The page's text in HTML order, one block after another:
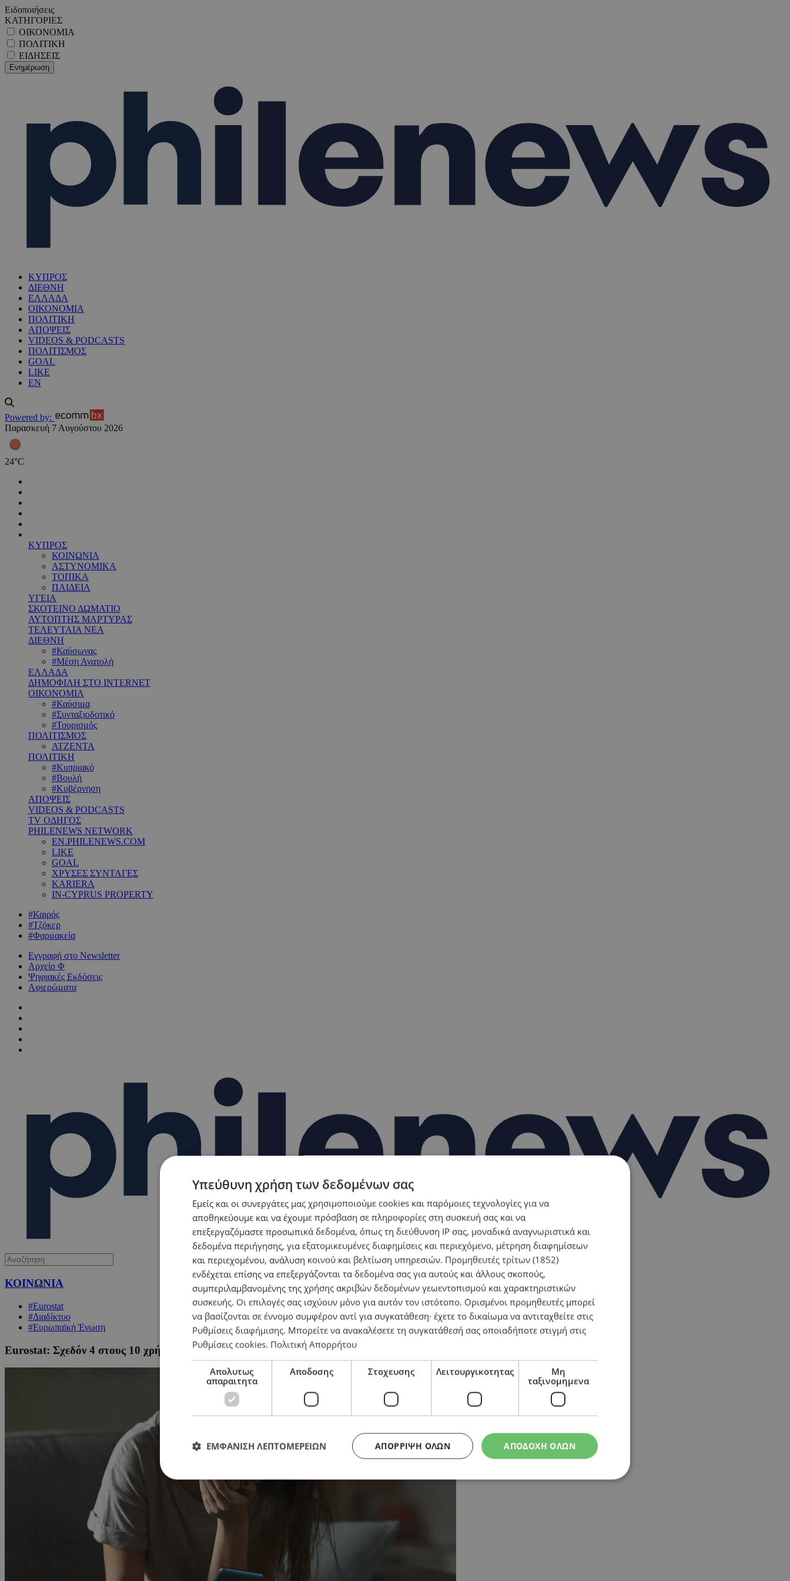
Ειδοποιήσεις
ΚΑΤΗΓΟΡΙΕΣ
ΟΙΚΟΝΟΜΙΑ
ΠΟΛΙΤΙΚΗ
ΕΙΔΗΣΕΙΣ
ΚΥΠΡΟΣ
ΔΙΕΘΝΗ
ΕΛΛΑΔΑ
ΟΙΚΟΝΟΜΙΑ
ΠΟΛΙΤΙΚΗ
ΑΠΟΨΕΙΣ
VIDEOS & PODCASTS
ΠΟΛΙΤΙΣΜΟΣ
GOAL
LIKE
EN
Powered by:
Παρασκευή 7 Αυγούστου 2026
24°C
ΚΥΠΡΟΣ
ΚΟΙΝΩΝΙΑ
ΑΣΤΥΝΟΜΙΚΑ
ΤΟΠΙΚΑ
ΠΑΙΔΕΙΑ
ΥΓΕΙΑ
ΣΚΟΤΕΙΝΟ ΔΩΜΑΤΙΟ
ΑΥΤΟΠΤΗΣ ΜΑΡΤΥΡΑΣ
ΤΕΛΕΥΤΑΙΑ ΝΕΑ
ΔΙΕΘΝΗ
#Καύσωνας
#Μέση Ανατολή
ΕΛΛΑΔΑ
ΔΗΜΟΦΙΛΗ ΣΤΟ INTERNET
ΟΙΚΟΝΟΜΙΑ
#Καύσιμα
#Συνταξιοδοτικό
#Τουρισμός
ΠΟΛΙΤΙΣΜΟΣ
ΑΤΖΕΝΤΑ
ΠΟΛΙΤΙΚΗ
#Κυπριακό
#Βουλή
#Κυβέρνηση
ΑΠΟΨΕΙΣ
VIDEOS & PODCASTS
TV ΟΔΗΓΟΣ
PHILENEWS NETWORK
EN.PHILENEWS.COM
LIKE
GOAL
ΧΡΥΣΕΣ ΣΥΝΤΑΓΕΣ
KARIERA
IN-CYPRUS PROPERTY
#Καιρός
#Τζόκερ
#Φαρμακεία
Εγγραφή στο Newsletter
Αρχείο Φ
Ψηφιακές Εκδόσεις
Αφιερώματα
ΚΟΙΝΩΝΙΑ
#Eurostat
#Διαδίκτυο
#Ευρωπαϊκή Ένωση
Eurostat: Σχεδόν 4 στους 10 χρήστες διαδικτύου στην Κύπρο αντιμετώπισαν εχθρικά μηνύματα το 2025
Υπεύθυνη χρήση των δεδομένων σας
Εμείς και οι συνεργάτες μας χρησιμοποιούμε cookies και παρόμοιες τεχνολογίες για να
αποθηκεύουμε και να έχουμε πρόσβαση σε πληροφορίες στη συσκευή σας και να
επεξεργαζόμαστε προσωπικά δεδομένα, όπως τη διεύθυνση IP σας, μοναδικά αναγνωριστικά και
δεδομένα περιήγησης, για εξατομικευμένες διαφημίσεις και περιεχόμενο, μέτρηση διαφημίσεων
και περιεχομένου, ανάλυση κοινού και βελτίωση υπηρεσιών. Προμηθευτές τρίτων (1852)
ενδέχεται επίσης να επεξεργάζονται τα δεδομένα σας για αυτούς και άλλους σκοπούς,
συμπεριλαμβανομένης της χρήσης ακριβών δεδομένων γεωεντοπισμού και χαρακτηριστικών
συσκευής. Οι επιλογές σας ισχύουν μόνο για αυτόν τον ιστότοπο. Ορισμένοι προμηθευτές μπορεί
να βασίζονται σε έννομο συμφέρον αντί για συγκατάθεση· έχετε το δικαίωμα να αντιταχθείτε στις
Ρυθμίσεις διαφήμισης. Μπορείτε να ανακαλέσετε τη συγκατάθεσή σας οποιαδήποτε στιγμή στις
Ρυθμίσεις cookies. Πολιτική Απορρήτου
Απολυτως
απαραιτητα
Αποδοσης Στοχευσης Λειτουργικοτητας
Μη
ταξινομημενα
ΑΠΟΔΟΧΗ ΟΛΩΝ
ΑΠΌΡΡΙΨΗ ΌΛΩΝ
ΕΜΦΑΝΙΣΗ ΛΕΠΤΟΜΕΡΕΙΩΝ